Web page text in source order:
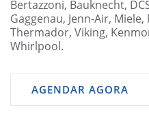
Bertazzoni, Bauknecht,
Gaggenau, Jenn-Air,
Thermador, Viking,
Whirlpool.
AGENDAR AGORA